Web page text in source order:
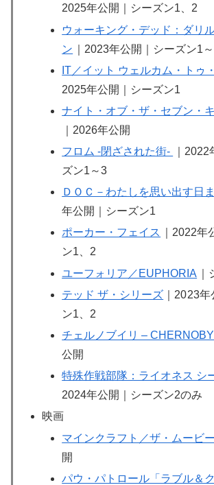
2025年公開｜シーズン1、2
ウォーキング・デッド：ダリ
ン
｜2023年公開｜シーズン1
IT／イット ウェルカム・トゥ
2025年公開｜シーズン1
ナイト・オブ・ザ・セブン・
｜2026年公開
フロム -閉ざされた街-
｜
ズン1～3
ＤＯＣ－わたしを思い出す日
年公開｜シーズン1
ポーカー・フェイス
｜2022年
ン1、2
ユーフォリア／EUPHORIA
テッド ザ・シリーズ ｜2023年
ン1、2
チェルノブイリ –
公開
特殊作戦部隊：ライオネス シ
2024年公開｜シーズン2のみ
映画
マインクラフト／ザ・ムービー
開
パウ・パトロール「ラブル＆